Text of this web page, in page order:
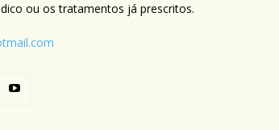
ou os tratamentos já prescritos.